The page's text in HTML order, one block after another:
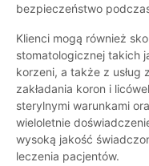
bezpieczeństwo
Klienci mogą również
stomatologicznej takich
korzeni, a także z
zakładania koron i
sterylnymi warunkami
wieloletnie
wysoką jakość
leczenia pacjentów.